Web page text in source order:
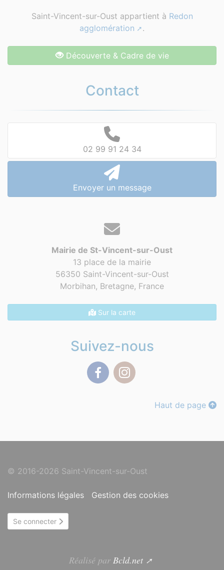
Saint-Vincent-sur-Oust appartient à Redon
agglomération
.
Découverte & Cadre de vie
Contact
02 99 91 24 34
Envoyer un message
Mairie de St-Vincent-sur-Oust
13 place de la mairie
56350 Saint-Vincent-sur-Oust
Morbihan, Bretagne, France
Sur la carte
Suivez-nous
Haut de page
© 2016-2026 Saint-Vincent-sur-Oust
Informations légales Gestion des cookies
Se connecter
Réalisé par Bcld.net